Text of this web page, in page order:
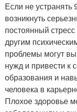
Если не устранять
возникнуть
постоянный
другим
проблемы могут
нужд и привести к
образования и
человека в
Плохое здоровье